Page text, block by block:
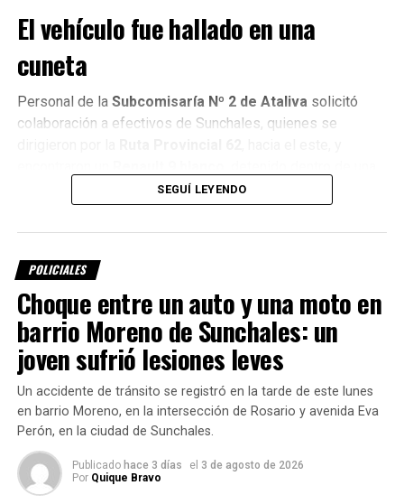
El vehículo fue hallado en una
cuneta
Personal de la Subcomisaría Nº 2 de Ataliva solicitó
colaboración a efectivos de Sunchales, quienes se
En el lugar, una mujer mujer manifestó que,
años y la pareja del adolescente, de 16 años
retirado sin autorización el automóvil de su esposo y
SEGUÍ LEYENDO
POLICIALES
Choque entre un auto y una moto en
barrio Moreno de Sunchales: un
joven sufrió lesiones leves
Un accidente de tránsito se registró en la tarde de este lunes
en barrio Moreno, en la intersección de Rosario y avenida Eva
Perón, en la ciudad de Sunchales.
Publicado hace 3 días el 3 de agosto de 2026
Por Quique Bravo